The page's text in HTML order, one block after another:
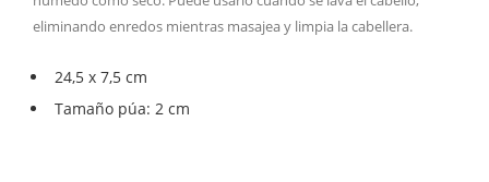
eliminando enredos mientras masajea y limpia la cabellera.
24,5 x 7,5 cm
Tamaño púa: 2 cm